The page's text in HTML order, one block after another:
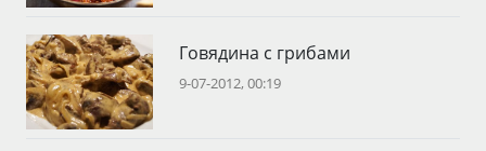
Говядина с грибами
9-07-2012, 00:19